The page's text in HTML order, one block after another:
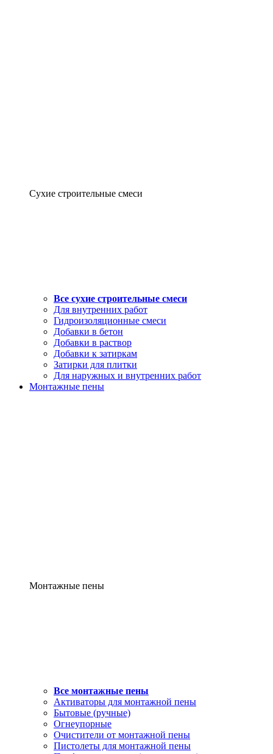
Сухие строительные смеси
Все сухие строительные смеси
Для внутренних работ
Гидроизоляционные смеси
Добавки в бетон
Добавки в раствор
Добавки к затиркам
Затирки для плитки
Для наружных и внутренних работ
Монтажные пены
Монтажные пены
Все монтажные пены
Активаторы для монтажной пены
Бытовые (ручные)
Огнеупорные
Очистители от монтажной пены
Пистолеты для монтажной пены